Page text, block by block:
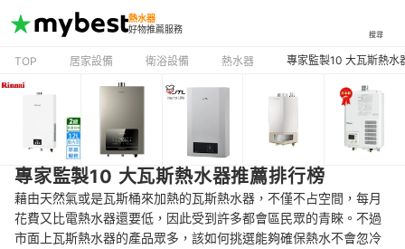
熱水器
好物推薦服務
搜尋
TOP 居家設備 衛浴設備 熱水器 專家監製10 大瓦斯熱水
專家監製10 大瓦斯熱水器推薦排行榜
藉由天然氣或是瓦斯桶來加熱的瓦斯熱水器，不僅不占空間，每月
花費又比電熱水器還要低，因此受到許多都會區民眾的青睞。不過
市面上瓦斯熱水器的產品眾多，該如何挑選能夠確保熱水不會忽冷